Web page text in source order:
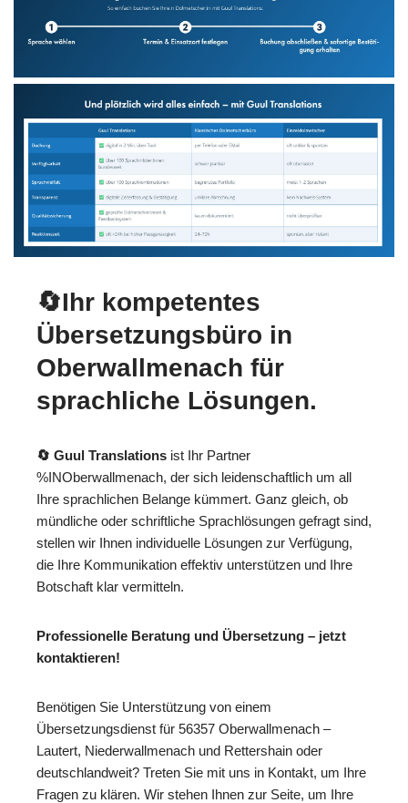
🔄Ihr kompetentes
Übersetzungsbüro in
Oberwallmenach für
sprachliche Lösungen.
🔄 Guul Translations ist Ihr Partner
%INOberwallmenach, der sich leidenschaftlich um all
Ihre sprachlichen Belange kümmert. Ganz gleich, ob
mündliche oder schriftliche Sprachlösungen gefragt sind,
stellen wir Ihnen individuelle Lösungen zur Verfügung,
die Ihre Kommunikation effektiv unterstützen und Ihre
Botschaft klar vermitteln.
Professionelle Beratung und Übersetzung – jetzt
kontaktieren!
Benötigen Sie Unterstützung von einem
Übersetzungsdienst für 56357 Oberwallmenach –
Lautert, Niederwallmenach und Rettershain oder
deutschlandweit? Treten Sie mit uns in Kontakt, um Ihre
Fragen zu klären. Wir stehen Ihnen zur Seite, um Ihre